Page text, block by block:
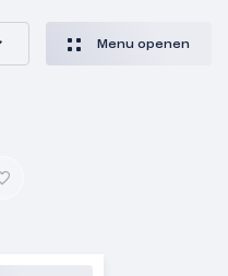
Menu openen